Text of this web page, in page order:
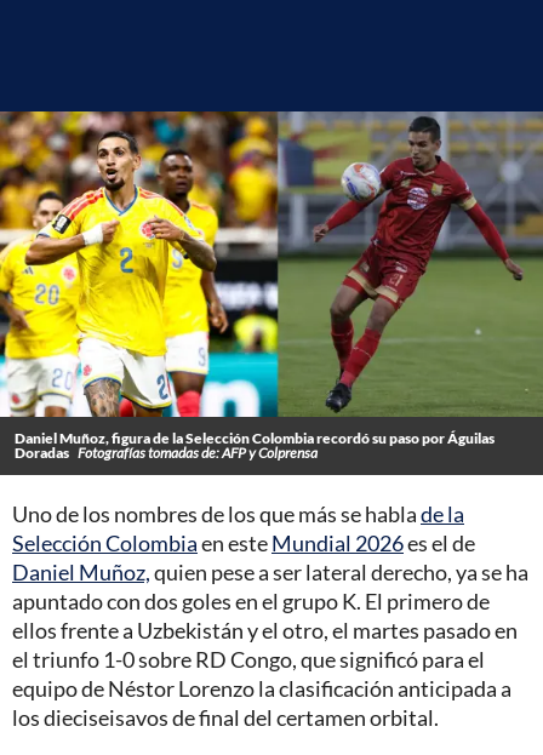
Daniel Muñoz, figura de la Selección Colombia recordó su paso por Águilas
Doradas Fotografías tomadas de: AFP y Colprensa
Uno de los nombres de los que más se hablade la
Selección Colombiaen esteMundial 2026es el de
Daniel Muñoz,quien pese a ser lateral derecho, ya se ha
apuntado con dos goles en el grupo K. El primero de
ellos frente a Uzbekistán y el otro, el martes pasado en
el triunfo 1-0 sobre RD Congo, que significó para el
equipo de Néstor Lorenzo la clasificación anticipada a
los dieciseisavos de final del certamen orbital.